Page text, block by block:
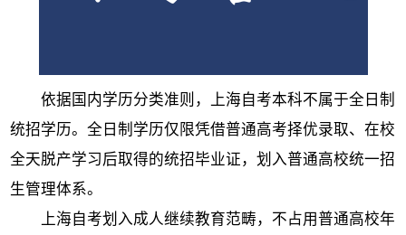
依据国内学历分类准则，上海自考本科不属于全日制
统招学历。全日制学历仅限凭借普通高考择优录取、在校
全天脱产学习后取得的统招毕业证，划入普通高校统一招
生管理体系。
上海自考划入成人继续教育范畴，不占用普通高校年